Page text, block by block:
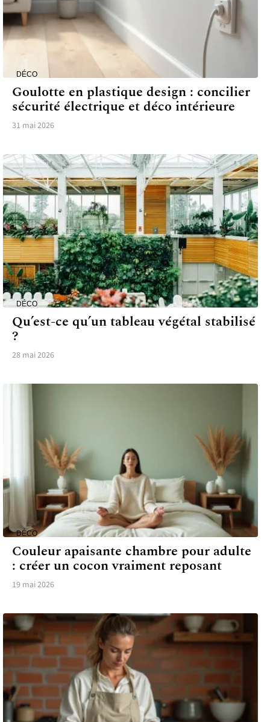
DÉCO
Goulotte en plastique design : concilier
sécurité électrique et déco intérieure
31 mai 2026
DÉCO
Qu’est-ce qu’un tableau végétal stabilisé
?
28 mai 2026
DÉCO
Couleur apaisante chambre pour adulte
: créer un cocon vraiment reposant
19 mai 2026